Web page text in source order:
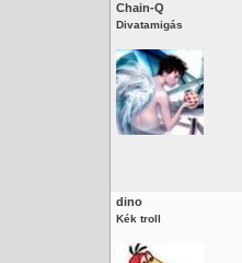
Chain-Q
Divatamigás
dino
Kék troll